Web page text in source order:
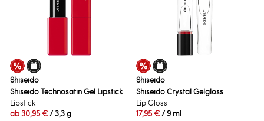
Shiseido
Shiseido Technosatin Gel Lipstick
Lipstick
ab30,95 €/ 3,3 g
Shiseido
Shiseido Crystal Gelgloss
Lip Gloss
17,95 €/ 9 ml